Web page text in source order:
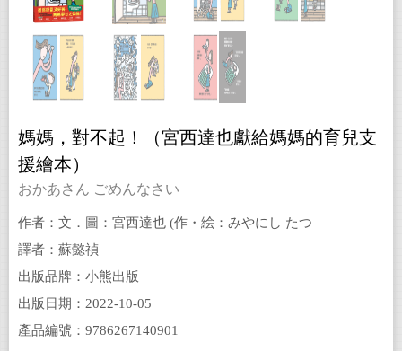
媽媽，對不起！（宮西達也獻給媽媽的育兒支
援繪本）
おかあさん ごめんなさい
作者：文．圖：宮西達也 (作・絵：みやにし たつ
や)
譯者：蘇懿禎
出版品牌：小熊出版
出版日期：2022-10-05
產品編號：9786267140901